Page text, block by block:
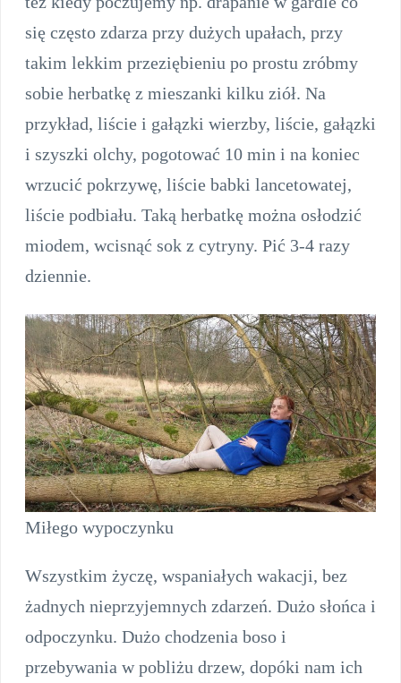
się często zdarza przy dużych upałach, przy
takim lekkim przeziębieniu po prostu zróbmy
sobie herbatkę z mieszanki kilku ziół. Na
przykład, liście i gałązki wierzby, liście, gałązki
i szyszki olchy, pogotować 10 min i na koniec
wrzucić pokrzywę, liście babki lancetowatej,
liście podbiału. Taką herbatkę można osłodzić
miodem, wcisnąć sok z cytryny. Pić 3-4 razy
dziennie.
Miłego wypoczynku
Wszystkim życzę, wspaniałych wakacji, bez
żadnych nieprzyjemnych zdarzeń. Dużo słońca i
odpoczynku. Dużo chodzenia boso i
przebywania w pobliżu drzew, dopóki nam ich